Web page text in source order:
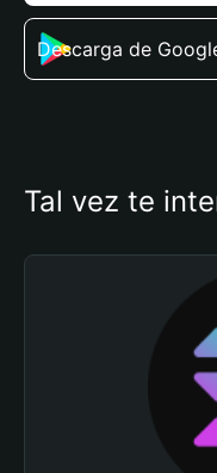
Descarga de
Tal vez te